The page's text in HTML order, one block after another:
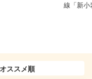
線「新小